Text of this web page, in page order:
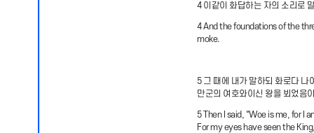
4 이같이 화답하는 자의 소리로
4 And the foundations of the
moke.
5 그 때에 내가 말하되 화로다
만군의 여호와이신 왕을 뵈었음
5 Then I said, "Woe is me, for I
For my eyes have seen the